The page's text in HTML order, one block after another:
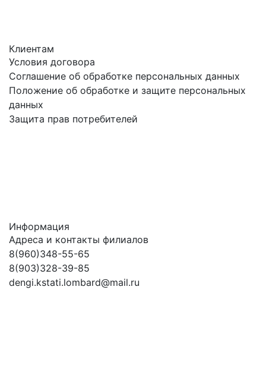
Клиентам
Условия договора
Соглашение об обработке персональных данных
Положение об обработке и защите персональных
данных
Защита прав потребителей
Информация
Адреса и контакты филиалов
8(960)348-55-65
8(903)328-39-85
dengi.kstati.lombard@mail.ru